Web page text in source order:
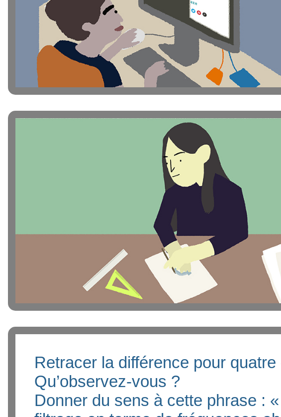
Retracer la différence pour
Qu’observez-vous ?
Donner du sens à cette phrase :